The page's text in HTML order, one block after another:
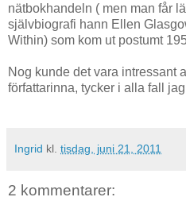
nätbokhandeln ( men man får
självbiografi hann Ellen
Within) som kom ut postumt
Nog kunde det vara intressant
författarinna, tycker i alla fall
Ingrid kl. tisdag, juni 21, 2011
2 kommentarer: